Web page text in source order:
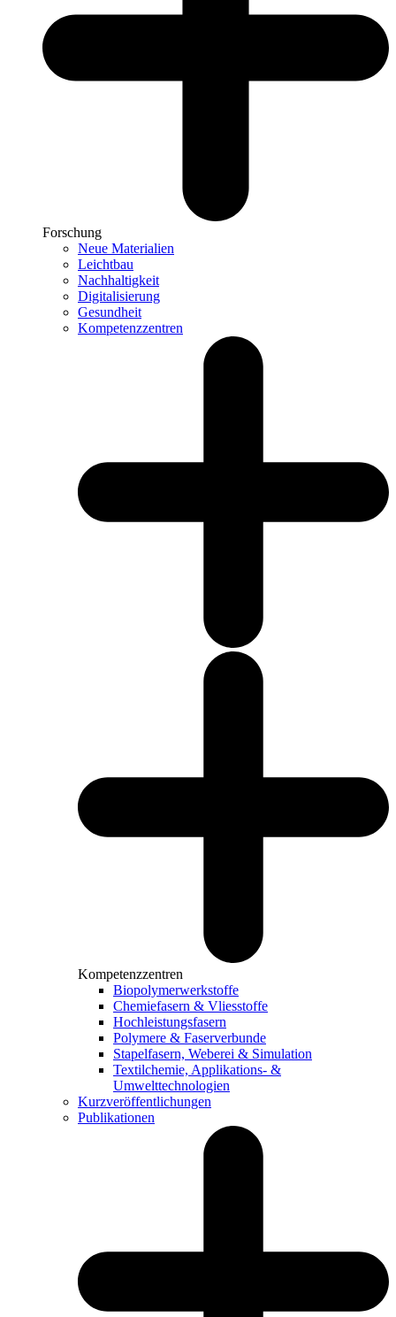
Forschung
Neue Materialien
Leichtbau
Nachhaltigkeit
Digitalisierung
Gesundheit
Kompetenzzentren
Kompetenzzentren
Biopolymerwerkstoffe
Chemiefasern & Vliesstoffe
Hochleistungsfasern
Polymere & Faserverbunde
Stapelfasern, Weberei & Simulation
Textilchemie, Applikations- &
Umwelttechnologien
Kurzveröffentlichungen
Publikationen